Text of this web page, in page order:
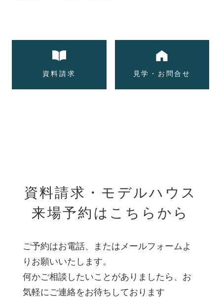
資料請求 見学・お問合せ
資料請求・モデルハウス
来場予約はこちらから
ご予約はお電話、またはメールフォームよ
りお願いいたします。
何かご相談したいことがありましたら、お
気軽にご連絡をお待ちしております